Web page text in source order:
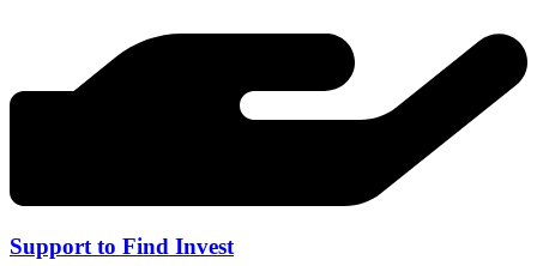
Support to Find Invest